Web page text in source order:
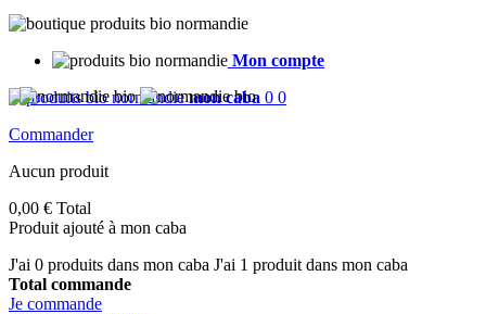
Mon compte
mon caba 0 0
Commander
Aucun produit
0,00 € Total
Produit ajouté à mon caba
J'ai 0 produits dans mon caba J'ai 1 produit dans mon caba
Total commande
Je commande